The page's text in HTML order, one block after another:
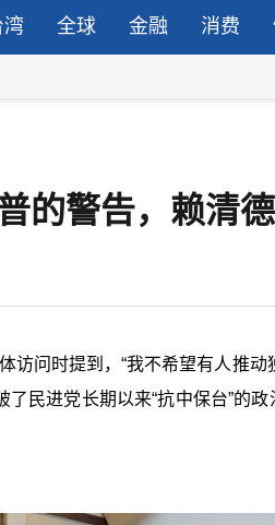
湾 全球 金融 消费
的警告，赖清德
访问时提到，“我不希望有人推动
民进党长期以来“抗中保台”的政